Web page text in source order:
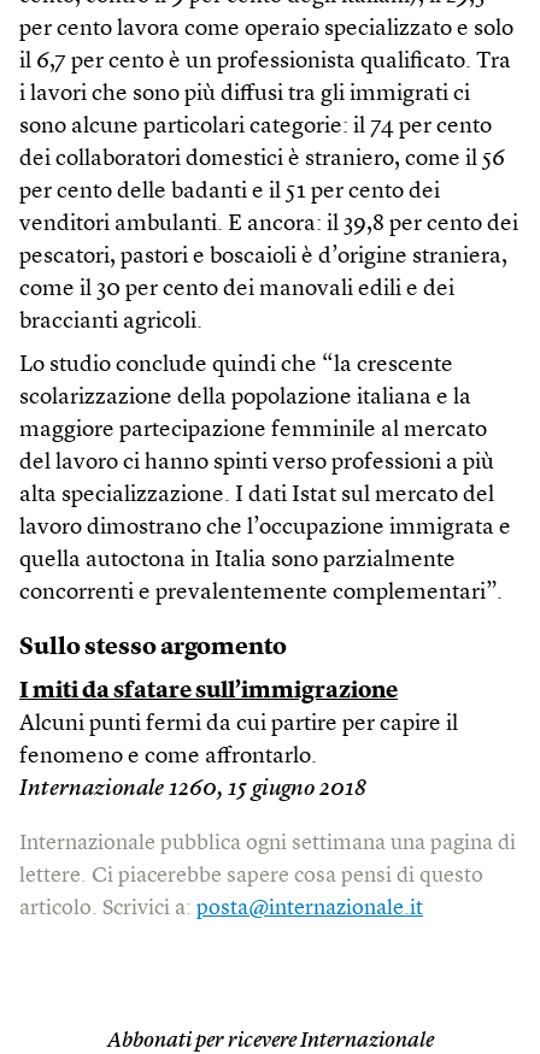
per cento lavora come operaio specializzato e solo
il 6,7 per cento è un professionista qualificato. Tra
i lavori che sono più diffusi tra gli immigrati ci
sono alcune particolari categorie: il 74 per cento
dei collaboratori domestici è straniero, come il 56
per cento delle badanti e il 51 per cento dei
venditori ambulanti. E ancora: il 39,8 per cento dei
pescatori, pastori e boscaioli è d’origine straniera,
come il 30 per cento dei manovali edili e dei
braccianti agricoli.
Lo studio conclude quindi che “la crescente
scolarizzazione della popolazione italiana e la
maggiore partecipazione femminile al mercato
del lavoro ci hanno spinti verso professioni a più
alta specializzazione. I dati Istat sul mercato del
lavoro dimostrano che l’occupazione immigrata e
quella autoctona in Italia sono parzialmente
concorrenti e prevalentemente complementari”.
Sullo stesso argomento
I miti da sfatare sull’immigrazione
Alcuni punti fermi da cui partire per capire il
fenomeno e come affrontarlo.
Internazionale 1260, 15 giugno 2018
Internazionale pubblica ogni settimana una pagina di
lettere. Ci piacerebbe sapere cosa pensi di questo
articolo. Scrivici a: posta@internazionale.it
Abbonati per ricevere Internazionale